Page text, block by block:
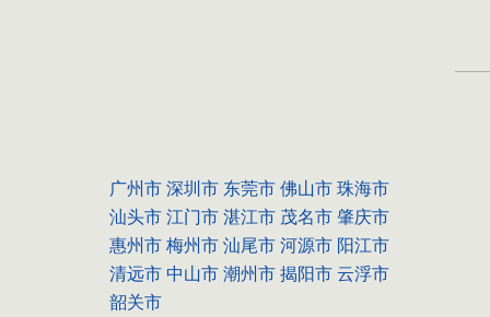
广州市 深圳市 东莞市 佛山市 珠海市
汕头市 江门市 湛江市 茂名市 肇庆市
惠州市 梅州市 汕尾市 河源市 阳江市
清远市 中山市 潮州市 揭阳市 云浮市
韶关市